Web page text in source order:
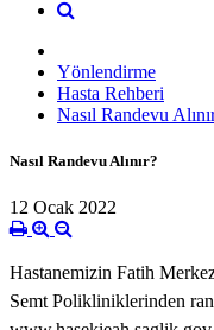
Yönlendirme
Hasta Rehberi
Nasıl Randevu
Nasıl Randevu Alınır?
12 Ocak 2022
Hastanemizin Fatih
Semt Polikliniklerinden